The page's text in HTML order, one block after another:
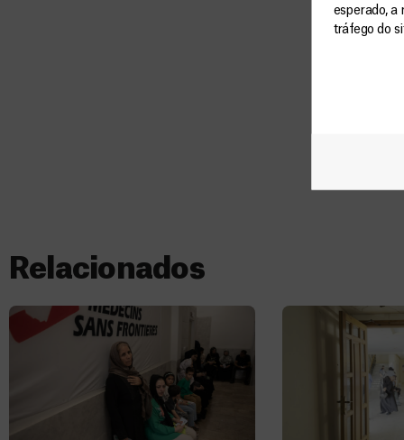
esperado,
tráfego do
Relacionados